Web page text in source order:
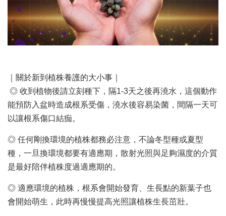
｜關於新到植株養護的大小事｜
◎ 收到植物後請立刻種下，隔1-3天之後再澆水，這個動作
能預防入盆時造成根系受傷，澆水後容易染菌，間隔一天可
以讓根系傷口結痂。
◎ 任何剛換環境的植株都務必注意，不論冬型種或夏型
種，一旦換環境都要有適應期，散射光照與足夠濕度的介質
是最好陪伴植株度過適應期的。
◎ 適應環境的植株，根系會開始發育、生長點的新葉子也
會開始萌生，此時再慢慢提高光照讓植株生長茁壯。